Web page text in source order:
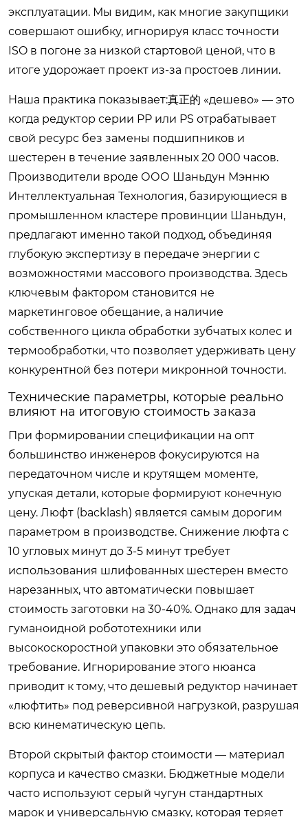
эксплуатации. Мы видим, как многие закупщики
совершают ошибку, игнорируя класс точности
ISO в погоне за низкой стартовой ценой, что в
итоге удорожает проект из-за простоев линии.
Наша практика показывает:真正的 «дешево» — это
когда редуктор серии PP или PS отрабатывает
свой ресурс без замены подшипников и
шестерен в течение заявленных 20 000 часов.
Производители вроде ООО Шаньдун Мэнню
Интеллектуальная Технология, базирующиеся в
промышленном кластере провинции Шаньдун,
предлагают именно такой подход, объединяя
глубокую экспертизу в передаче энергии с
возможностями массового производства. Здесь
ключевым фактором становится не
маркетинговое обещание, а наличие
собственного цикла обработки зубчатых колес и
термообработки, что позволяет удерживать цену
конкурентной без потери микронной точности.
Технические параметры, которые реально
влияют на итоговую стоимость заказа
При формировании спецификации на опт
большинство инженеров фокусируются на
передаточном числе и крутящем моменте,
упуская детали, которые формируют конечную
цену. Люфт (backlash) является самым дорогим
параметром в производстве. Снижение люфта с
10 угловых минут до 3-5 минут требует
использования шлифованных шестерен вместо
нарезанных, что автоматически повышает
стоимость заготовки на 30-40%. Однако для задач
гуманоидной робототехники или
высокоскоростной упаковки это обязательное
требование. Игнорирование этого нюанса
приводит к тому, что дешевый редуктор начинает
«люфтить» под реверсивной нагрузкой, разрушая
всю кинематическую цепь.
Второй скрытый фактор стоимости — материал
корпуса и качество смазки. Бюджетные модели
часто используют серый чугун стандартных
марок и универсальную смазку, которая теряет